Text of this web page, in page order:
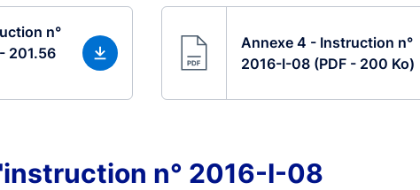
n°
201.56
Annexe 4 - Instruction n°
2016-I-08 (PDF - 200 Ko)
n° 2016-I-08